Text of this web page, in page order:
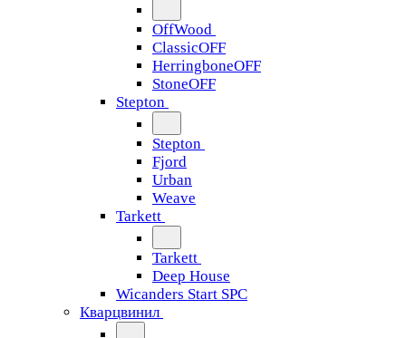
OffWood
ClassicOFF
HerringboneOFF
StoneOFF
Stepton
Stepton
Fjord
Urban
Weave
Tarkett
Tarkett
Deep House
Wicanders Start SPC
Кварцвинил